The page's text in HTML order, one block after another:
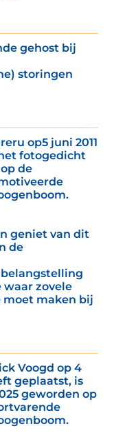
gehost bij
storingen
op5 juni 2011
fotogedicht
de
geniet van dit
de
belangstelling
waar zovele
moet maken bij
Voogd op 4
geplaatst, is
geworden op